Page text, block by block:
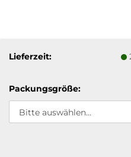
Lieferzeit:
Packungsgröße: